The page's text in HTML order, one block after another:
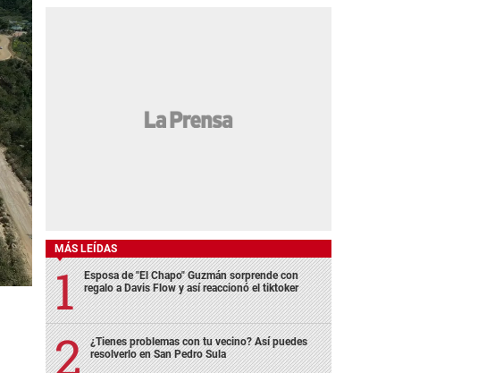
MÁS LEÍDAS
Esposa de "El Chapo" Guzmán sorprende con
regalo a Davis Flow y así reaccionó el tiktoker
¿Tienes problemas con tu vecino? Así puedes
resolverlo en San Pedro Sula